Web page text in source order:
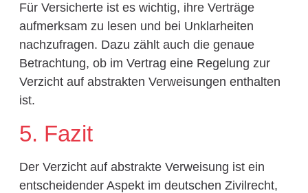
Für Versicherte ist es wichtig, ihre Verträge
aufmerksam zu lesen und bei Unklarheiten
nachzufragen. Dazu zählt auch die genaue
Betrachtung, ob im Vertrag eine Regelung zur
Verzicht auf abstrakten Verweisungen enthalten
ist.
5. Fazit
Der Verzicht auf abstrakte Verweisung ist ein
entscheidender Aspekt im deutschen Zivilrecht,